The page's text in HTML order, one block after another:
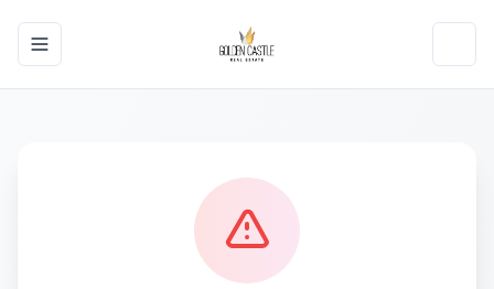
Toggle navigation menu